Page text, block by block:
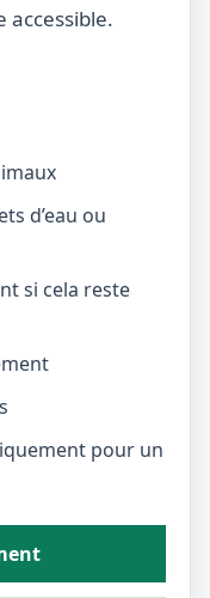
accessible.
d’eau ou
si cela reste
pour un